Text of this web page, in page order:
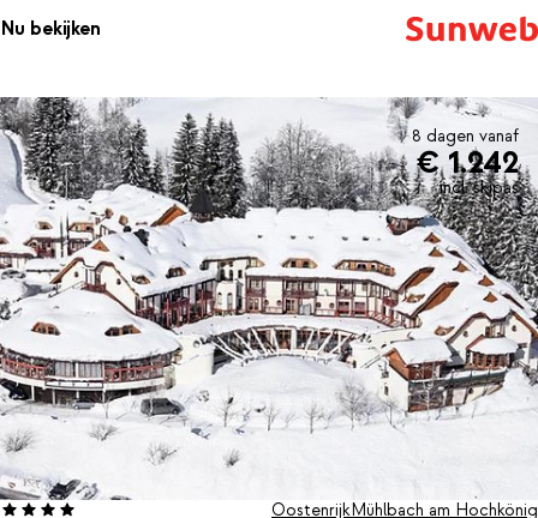
Nu bekijken
8 dagen vanaf
€ 1.242
incl. skipas
OostenrijkMühlbach am Hochkönig